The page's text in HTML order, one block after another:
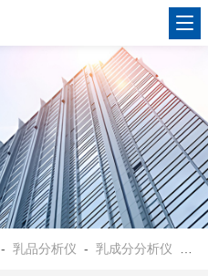
-乳品分析仪 -乳成分分析仪